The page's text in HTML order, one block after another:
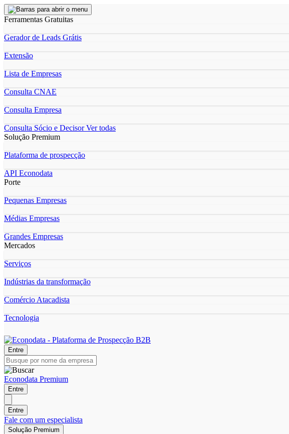
Ferramentas Gratuitas
Gerador de Leads Grátis
Extensão
Lista de Empresas
Consulta CNAE
Consulta Empresa
Consulta Sócio e DecisorVer todas
Solução Premium
Plataforma de prospecção
API Econodata
Porte
Pequenas Empresas
Médias Empresas
Grandes Empresas
Mercados
Serviços
Indústrias da transformação
Comércio Atacadista
Tecnologia
Entre
Econodata Premium
Entre
Entre
Fale com um especialista
Solução Premium